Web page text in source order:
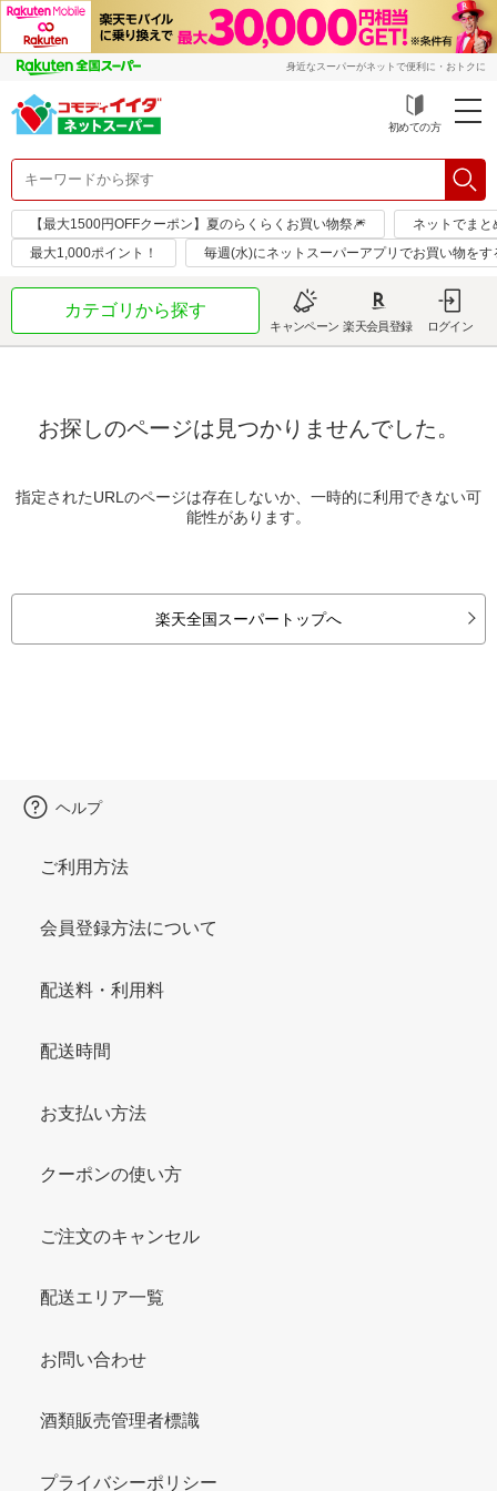
身近なスーパーがネットで便利に・おトクに
初めての方
【最大1500円OFFクーポン】夏のらくらくお買い物祭🎆
ネットでまと
最大1,000ポイント！
毎週(水)にネットスーパーアプリでお買い物を
カテゴリから探す
キャンペーン 楽天会員登録 ログイン
お探しのページは見つかりませんでした。
指定されたURLのページは存在しないか、一時的に利用できない可
能性があります。
楽天全国スーパートップへ
ヘルプ
ご利用方法
会員登録方法について
配送料・利用料
配送時間
お支払い方法
クーポンの使い方
ご注文のキャンセル
配送エリア一覧
お問い合わせ
酒類販売管理者標識
プライバシーポリシー